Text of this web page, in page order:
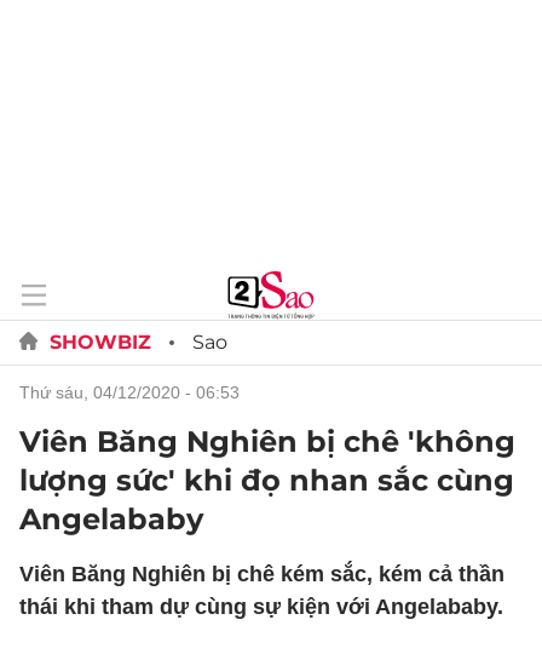
SHOWBIZ Sao
thứ sáu, 04/12/2020 - 06:53
Viên Băng Nghiên bị chê 'không
lượng sức' khi đọ nhan sắc cùng
Angelababy
Viên Băng Nghiên bị chê kém sắc, kém cả thần
thái khi tham dự cùng sự kiện với Angelababy.